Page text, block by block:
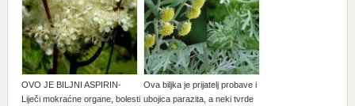
OVO JE BILJNI ASPIRIN-
Liječi mokraćne organe, bolesti
Ova biljka je prijatelj probave i
ubojica parazita, a neki tvrde